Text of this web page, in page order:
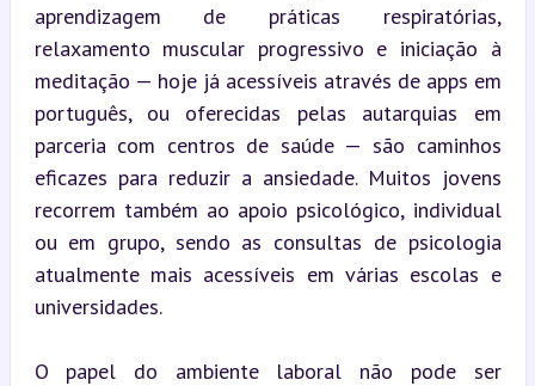
aprendizagem de práticas respiratórias,
relaxamento muscular progressivo e iniciação à
meditação — hoje já acessíveis através de apps em
português, ou oferecidas pelas autarquias em
parceria com centros de saúde — são caminhos
eficazes para reduzir a ansiedade. Muitos jovens
recorrem também ao apoio psicológico, individual
ou em grupo, sendo as consultas de psicologia
atualmente mais acessíveis em várias escolas e
universidades.
O papel do ambiente laboral não pode ser